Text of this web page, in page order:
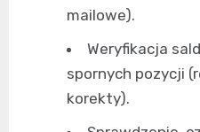
mailowe).
Weryfikacja
spornych pozycji
korekty).